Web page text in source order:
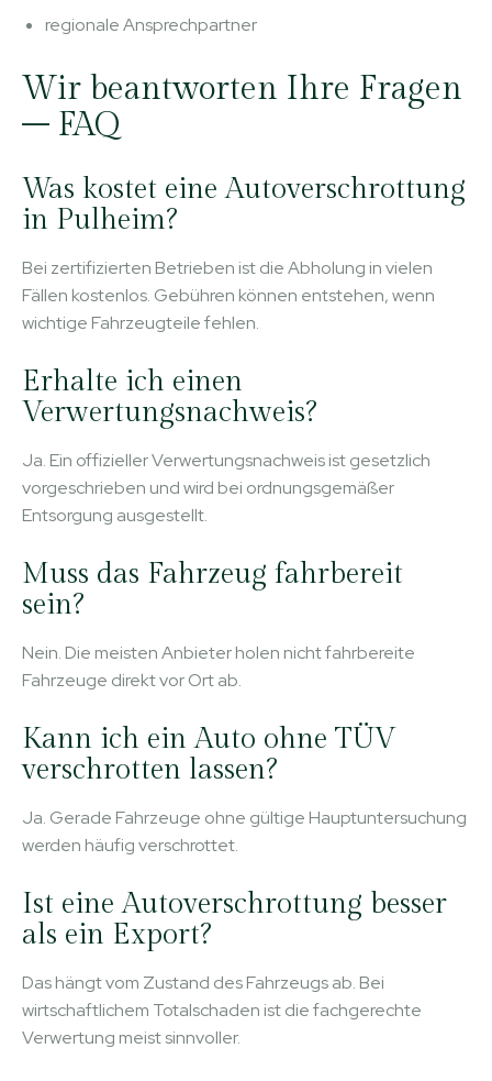
regionale Ansprechpartner
Wir beantworten Ihre Fragen
– FAQ
Was kostet eine Autoverschrottung
in Pulheim?
Bei zertifizierten Betrieben ist die Abholung in vielen
Fällen kostenlos. Gebühren können entstehen, wenn
wichtige Fahrzeugteile fehlen.
Erhalte ich einen
Verwertungsnachweis?
Ja. Ein offizieller Verwertungsnachweis ist gesetzlich
vorgeschrieben und wird bei ordnungsgemäßer
Entsorgung ausgestellt.
Muss das Fahrzeug fahrbereit
sein?
Nein. Die meisten Anbieter holen nicht fahrbereite
Fahrzeuge direkt vor Ort ab.
Kann ich ein Auto ohne TÜV
verschrotten lassen?
Ja. Gerade Fahrzeuge ohne gültige Hauptuntersuchung
werden häufig verschrottet.
Ist eine Autoverschrottung besser
als ein Export?
Das hängt vom Zustand des Fahrzeugs ab. Bei
wirtschaftlichem Totalschaden ist die fachgerechte
Verwertung meist sinnvoller.